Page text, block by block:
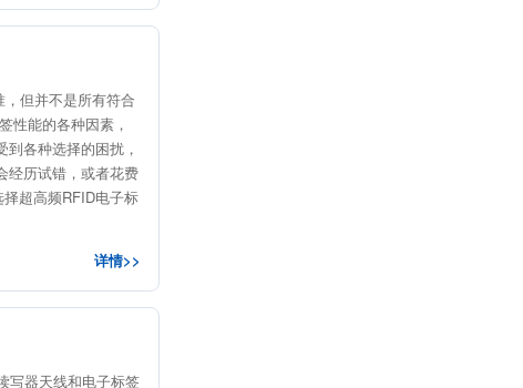
但并不是所有符合
性能的各种因素，
各种选择的困扰，
经历试错，或者花费
超高频RFID电子标
详情>>
写器天线和电子标签